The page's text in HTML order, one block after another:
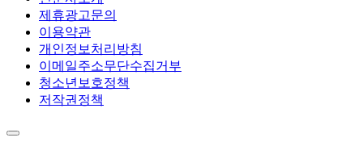
제휴광고문의
이용약관
개인정보처리방침
이메일주소무단수집거부
청소년보호정책
저작권정책